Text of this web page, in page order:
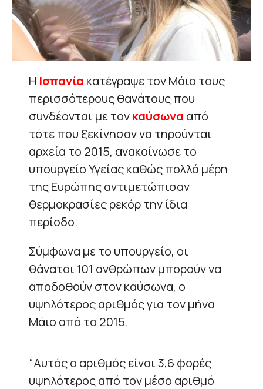
Η Ισπανία κατέγραψε τον Μάιο τους
περισσότερους θανάτους που
συνδέονται με τονκαύσωνα από
τότε που ξεκίνησαν να τηρούνται
αρχεία το 2015, ανακοίνωσε το
υπουργείο Υγείας καθώς πολλά μέρη
της Ευρώπης αντιμετώπισαν
θερμοκρασίες ρεκόρ την ίδια
περίοδο.
Σύμφωνα με το υπουργείο, οι
θάνατοι 101 ανθρώπων μπορούν να
αποδοθούν στον καύσωνα, ο
υψηλότερος αριθμός για τον μήνα
Μάιο από το 2015.
“Αυτός ο αριθμός είναι 3,6 φορές
υψηλότερος από τον μέσο αριθμό